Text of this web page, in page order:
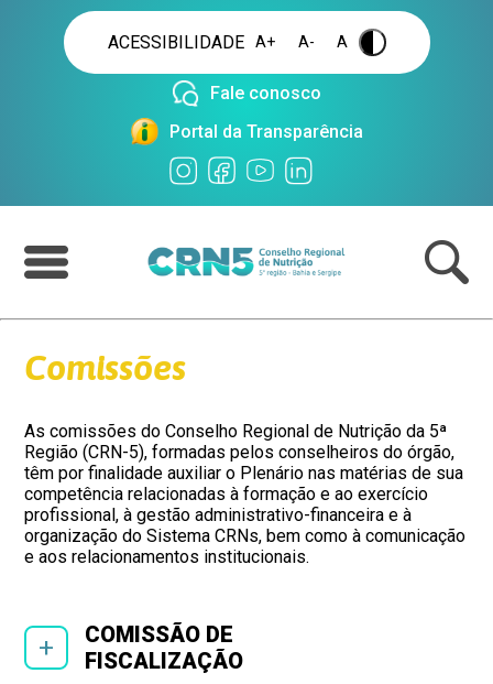
ACESSIBILIDADE A+ A- A .
Fale conosco
Portal da Transparência
Comissões
As comissões do Conselho Regional de Nutrição da 5ª
Região (CRN-5), formadas pelos conselheiros do órgão,
têm por finalidade auxiliar o Plenário nas matérias de sua
competência relacionadas à formação e ao exercício
profissional, à gestão administrativo-financeira e à
organização do Sistema CRNs, bem como à comunicação
e aos relacionamentos institucionais.
+
COMISSÃO DE
FISCALIZAÇÃO